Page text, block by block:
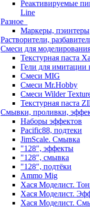
Реактивируемые
Line
Разное
Маркеры, пэинтеры
Растворители,
Смеси для
Текстурная паста
Гели для имитации
Смеси MIG
Смеси Mr.Hobby
Смеси Wilder
Текстурная паста
Смывки, проливки,
Наборы эффектов
Pacific88, подтеки
JimScale. Смывка
"128", эффекты
"128", смывка
"128", подтёки
Ammo Mig
Хася Моделист.
Хася Моделист.
Хася Моделист.